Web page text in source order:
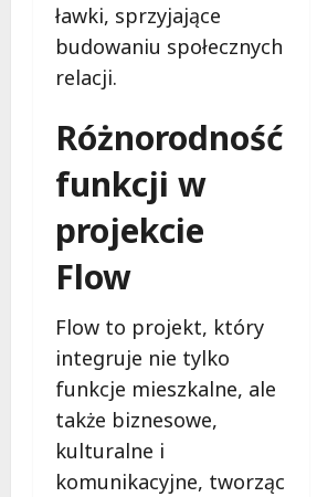
ławki, sprzyjające
budowaniu społecznych
relacji.
Różnorodność
funkcji w
projekcie
Flow
Flow to projekt, który
integruje nie tylko
funkcje mieszkalne, ale
także biznesowe,
kulturalne i
komunikacyjne, tworząc